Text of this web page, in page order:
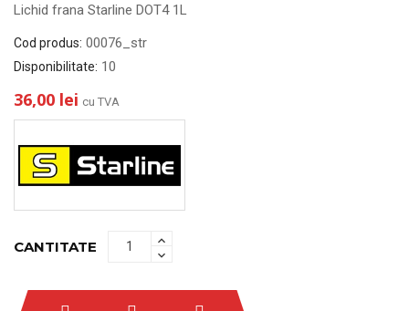
Lichid frana Starline DOT4 1L
Cod produs: 00076_str
Disponibilitate: 10
36,00 lei cu TVA
CANTITATE